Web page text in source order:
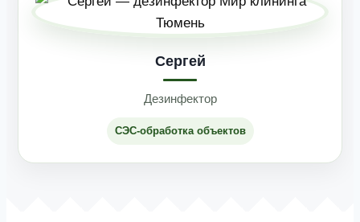
Сергей
Дезинфектор
СЭС-обработка объектов